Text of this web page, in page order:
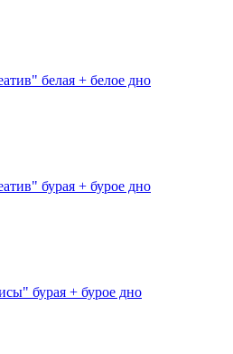
белая + белое дно
бурая + бурое дно
бурая + бурое дно